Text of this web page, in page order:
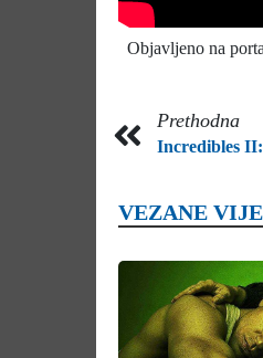
Objavljeno na
Prethodna
Incredibles II:
VEZANE